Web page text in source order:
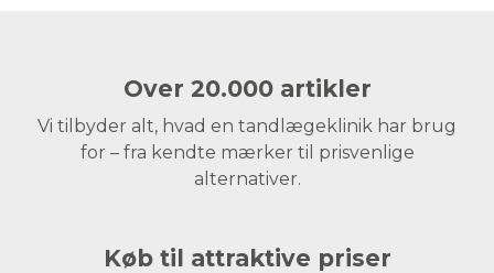
Over 20.000 artikler
Vi tilbyder alt, hvad en tandlægeklinik har brug
for – fra kendte mærker til prisvenlige
alternativer.
Køb til attraktive priser